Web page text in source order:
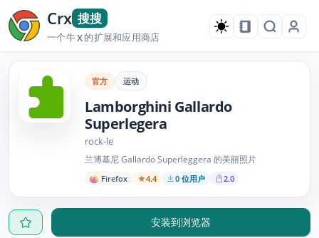
Crx 搜搜
一个牛X的扩展和应用商店
官方 运动
Lamborghini Gallardo
Superlegera
rock-le
兰博基尼 Gallardo Superleggera 的美丽照片
Firefox 4.4 0 位用户 2.0
安装到浏览器